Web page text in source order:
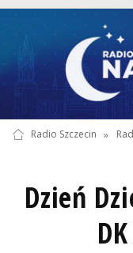
Radio Szczecin »
Dzień